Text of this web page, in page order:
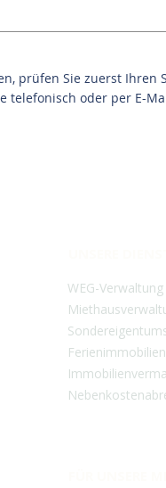
prüfen Sie zuerst Ihren
oder per E-
WEG-Verwaltung